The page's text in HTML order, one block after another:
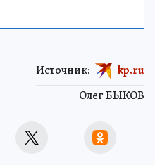
Олег БЫКОВ
Источник: kp.ru